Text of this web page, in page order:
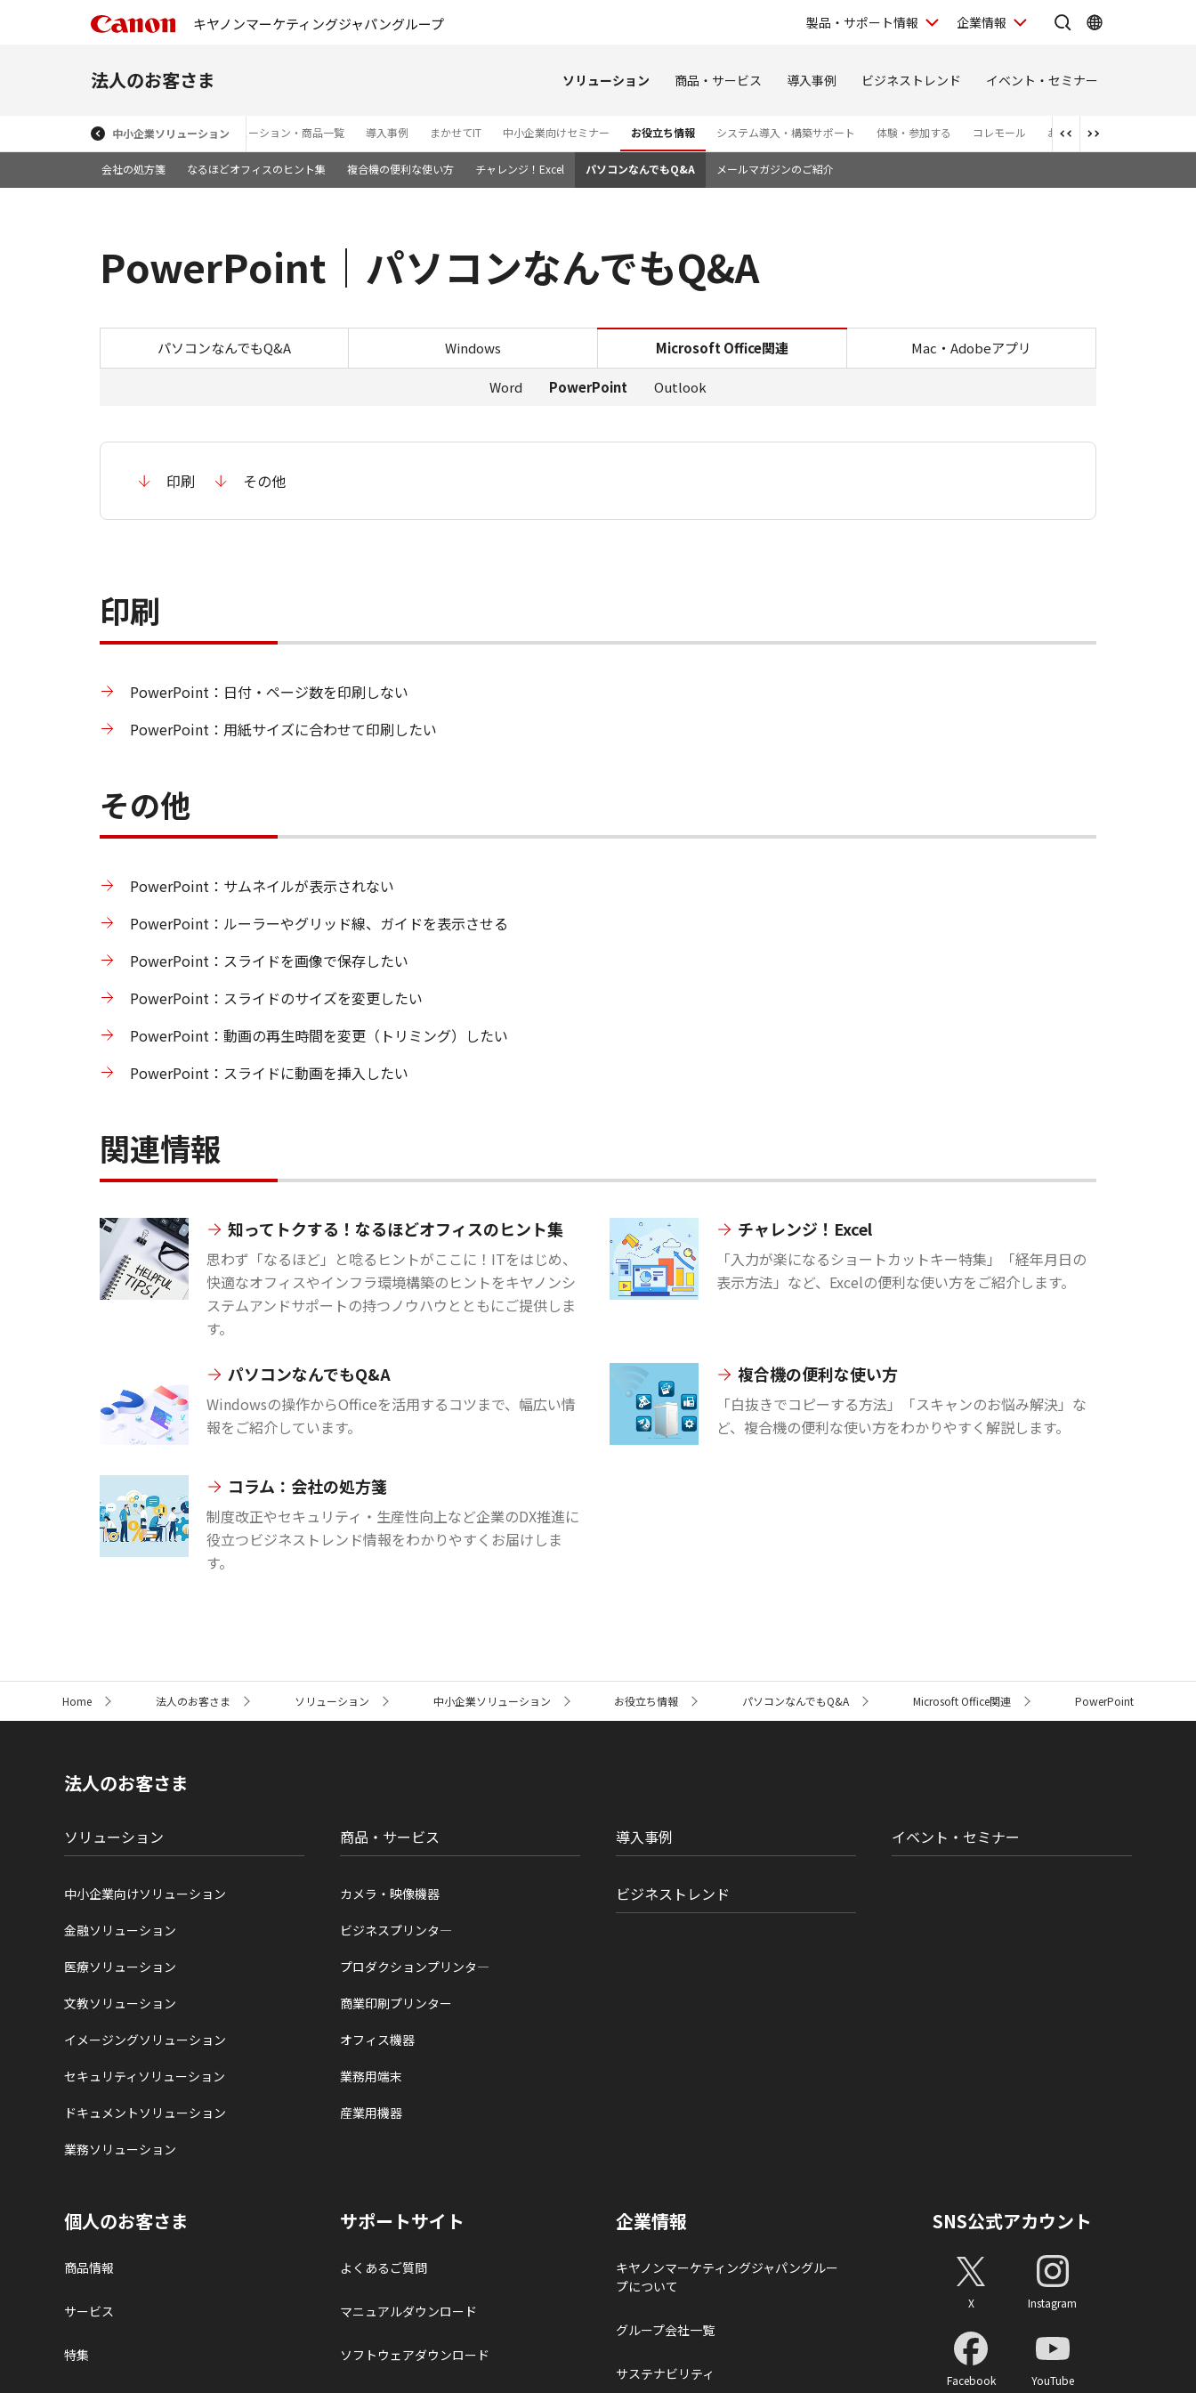
キヤノンマーケティングジャパングループ 製品・サポート情報 企業情報
法人のお客さま ソリューション 商品・サービス 導入事例 ビジネストレンド イベント・セミナー
中小企業ソリューションソリューション・商品一覧 導入事例 まかせてIT 中小企業向けセミナー お役立ち情報 システム導入・構築サポート 体験・参加する コレモール お問い合わせ
会社の処方箋 なるほどオフィスのヒント集 複合機の便利な使い方 チャレンジ！Excel パソコンなんでもQ&A メールマガジンのご紹介
PowerPoint｜パソコンなんでもQ&A
PowerPoint｜パソコンなんでもQ&A
パソコンなんでもQ&A Windows Microsoft Office関連 Mac・Adobeアプリ
Word PowerPoint Outlook
印刷 その他
印刷
PowerPoint：日付・ページ数を印刷しない
PowerPoint：用紙サイズに合わせて印刷したい
その他
PowerPoint：サムネイルが表示されない
PowerPoint：ルーラーやグリッド線、ガイドを表示させる
PowerPoint：スライドを画像で保存したい
PowerPoint：スライドのサイズを変更したい
PowerPoint：動画の再生時間を変更（トリミング）したい
PowerPoint：スライドに動画を挿入したい
関連情報
知ってトクする！なるほどオフィスのヒント集
思わず「なるほど」と唸るヒントがここに！ITをはじめ、
快適なオフィスやインフラ環境構築のヒントをキヤノンシ
ステムアンドサポートの持つノウハウとともにご提供しま
す。
チャレンジ！Excel
「入力が楽になるショートカットキー特集」「経年月日の
表示方法」など、Excelの便利な使い方をご紹介します。
パソコンなんでもQ&A
Windowsの操作からOfficeを活用するコツまで、幅広い情
報をご紹介しています。
複合機の便利な使い方
「白抜きでコピーする方法」「スキャンのお悩み解決」な
ど、複合機の便利な使い方をわかりやすく解説します。
コラム：会社の処方箋
制度改正やセキュリティ・生産性向上など企業のDX推進に
役立つビジネストレンド情報をわかりやすくお届けしま
す。
ト
Home 法人のお客さま ソリューション 中小企業ソリューション お役立ち情報 パソコンなんでもQ&A Microsoft Office関連 PowerPoint
法人のお客さま
ソリューション
中小企業向けソリューション
金融ソリューション
医療ソリューション
文教ソリューション
イメージングソリューション
セキュリティソリューション
ドキュメントソリューション
業務ソリューション
商品・サービス
カメラ・映像機器
ビジネスプリンタ―
プロダクションプリンタ―
商業印刷プリンター
オフィス機器
業務用端末
産業用機器
導入事例
ビジネストレンド
イベント・セミナー
個人のお客さま
商品情報
サービス
特集
サポートサイト
よくあるご質問
マニュアルダウンロード
ソフトウェアダウンロード
企業情報
キヤノンマーケティングジャパングルー
プについて
グループ会社一覧
サステナビリティ
SNS公式アカウント
X Instagram
Facebook YouTube